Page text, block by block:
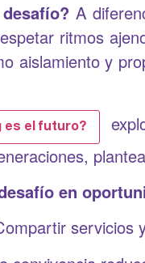
A
ritmos
aislamiento y
es el futuro?
en
servicios